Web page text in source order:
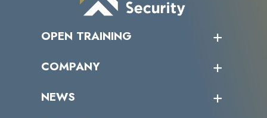
OPEN TRAINING
受講者の声
COMPANY
トップメッセージ
NEWS